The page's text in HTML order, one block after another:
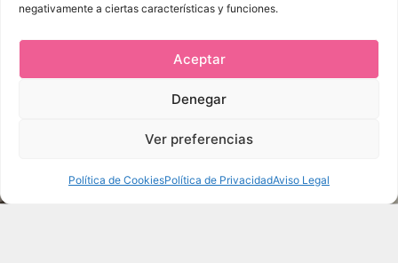
negativamente a ciertas características y funciones.
Aceptar
Denegar
Ver preferencias
Política de CookiesPolítica de PrivacidadAviso Legal